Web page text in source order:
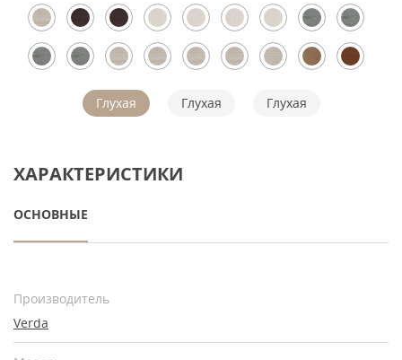
Глухая Глухая Глухая
ХАРАКТЕРИСТИКИ
ОСНОВНЫЕ
Производитель
Verda